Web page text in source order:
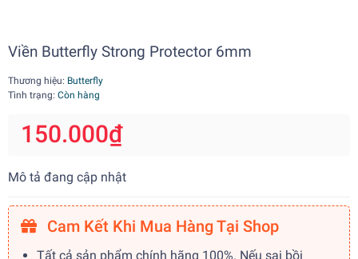
Viền Butterfly Strong Protector 6mm
Thương hiệu: Butterfly
Tình trạng: Còn hàng
150.000₫
Mô tả đang cập nhật
Cam Kết Khi Mua Hàng Tại Shop
Tất cả sản phẩm chính hãng 100%. Nếu sai bồi